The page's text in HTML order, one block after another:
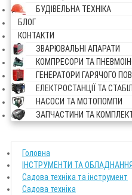
БУДІВЕЛЬНА ТЕХНІКА
БЛОГ
КОНТАКТИ
ЗВАРЮВАЛЬНІ АПАРАТИ
КОМПРЕСОРИ ТА
ГЕНЕРАТОРИ ГАРЯЧОГО
ЕЛЕКТРОСТАНЦІЇ ТА
НАСОСИ ТА МОТОПОМПИ
ЗАПЧАСТИНИ ТА
Головна
ІНСТРУМЕНТИ ТА ОБЛАДНАННЯ
Садова техніка та інструмент
Садова техніка